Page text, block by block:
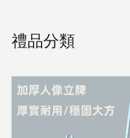
禮品分類